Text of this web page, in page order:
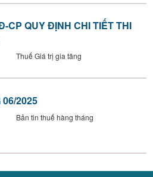
CP QUY ĐỊNH CHI TIẾT THI
Thuế Giá trị gia tăng
2025
Bản tin thuế hàng tháng